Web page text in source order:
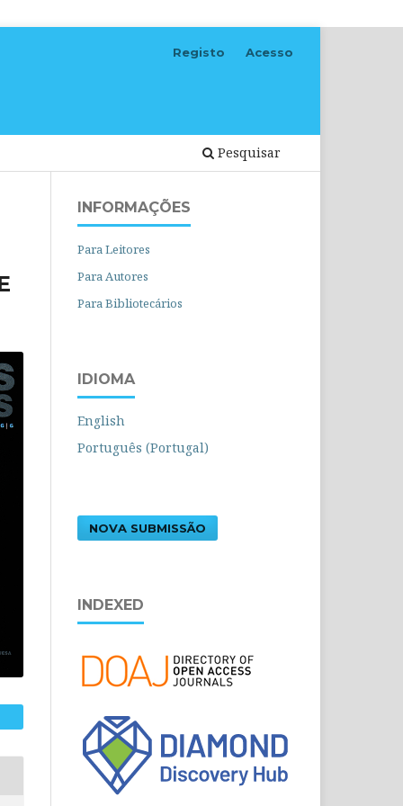
Pesquisar
Registo Acesso
INFORMAÇÕES
Para Leitores
Para Autores
Para Bibliotecários
IDIOMA
English
Português (Portugal)
NOVA SUBMISSÃO
INDEXED